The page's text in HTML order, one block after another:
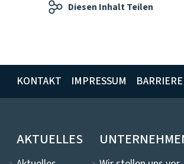
Diesen Inhalt Teilen
KONTAKT IMPRESSUM
AKTUELLES